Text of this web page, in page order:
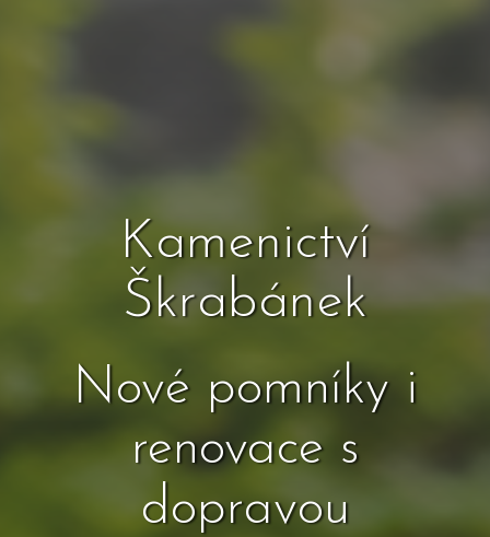
Kamenictví
Škrabánek
Nové pomníky i
renovace s
dopravou